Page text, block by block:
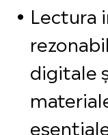
Lectura
digitale